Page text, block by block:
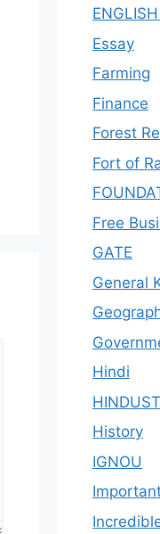
Essay
Farming
Finance
Forest
Fort of
Free
GATE
General
Hindi
History
IGNOU